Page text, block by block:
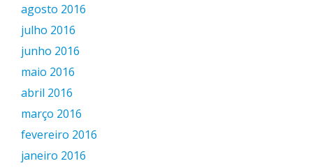
agosto 2016
julho 2016
junho 2016
maio 2016
abril 2016
março 2016
fevereiro 2016
janeiro 2016